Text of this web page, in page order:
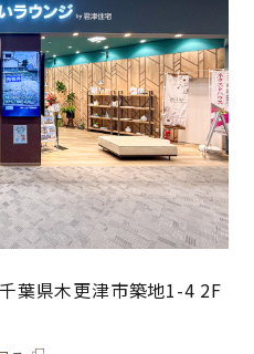
葉県木更津市築地1-4 2F